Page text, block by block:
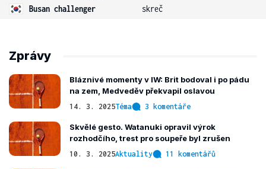
Busan challenger
skreč
Zprávy
Bláznivé momenty v IW: Brit bodoval i po pádu
na zem, Medveděv překvapil oslavou
14. 3. 2025Téma 3 komentáře
Skvělé gesto. Watanuki opravil výrok
rozhodčího, trest pro soupeře byl zrušen
10. 3. 2025Aktuality 11 komentářů